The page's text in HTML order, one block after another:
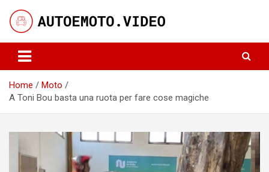
content
AutoeMoto.Video
Home
Moto
A Toni Bou basta una ruota per fare cose magiche